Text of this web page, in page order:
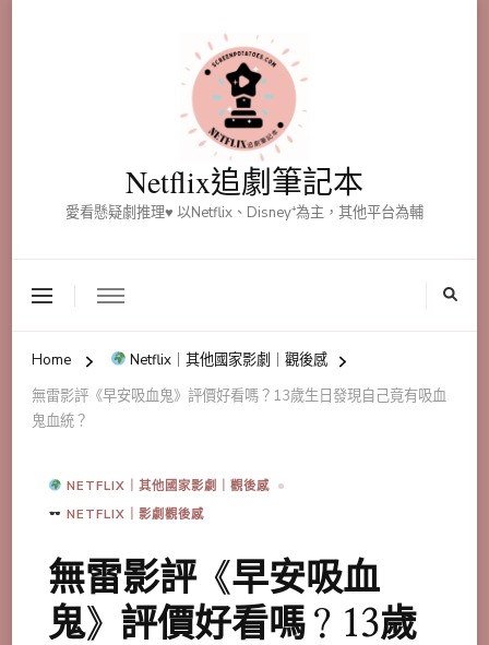
Netflix追劇筆記本
愛看懸疑劇推理♥ 以Netflix、Disney⁺為主，其他平台為輔
Home
Netflix｜其他國家影劇｜觀後感
無雷影評《早安吸血鬼》評價好看嗎？13歲生日發現自己竟有吸血
鬼血統？
NETFLIX｜其他國家影劇｜觀後感
NETFLIX｜影劇觀後感
無雷影評《早安吸血
鬼》評價好看嗎？13歲